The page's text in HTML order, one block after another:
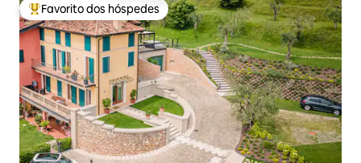
Favoritos dos hóspedes mais apreciados
Favorito dos hóspedes